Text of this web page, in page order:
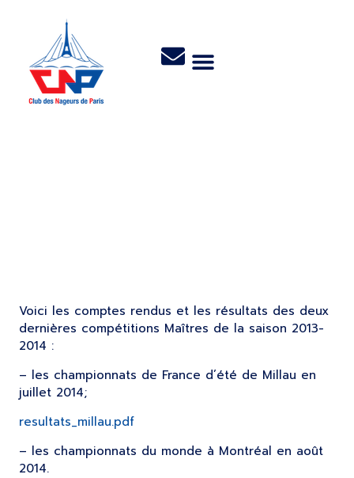
Voici les comptes rendus et les résultats des deux
dernières compétitions Maîtres de la saison 2013-
2014 :
– les championnats de France d’été de Millau en
juillet 2014;
resultats_millau.pdf
– les championnats du monde à Montréal en août
2014.